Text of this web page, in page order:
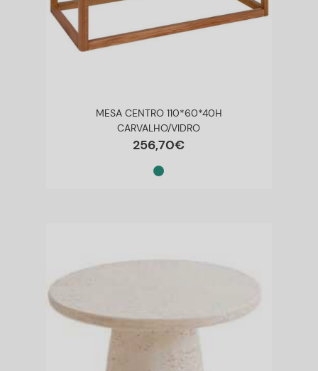
MESA CENTRO 110*60*40H
CARVALHO/VIDRO
256,70€